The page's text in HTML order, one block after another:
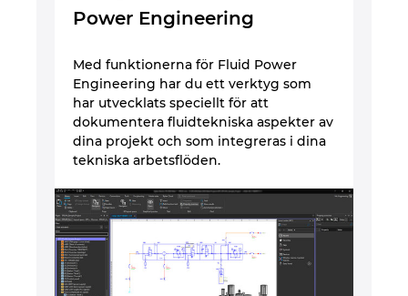
Power Engineering
Med funktionerna för Fluid Power
Engineering har du ett verktyg som
har utvecklats speciellt för att
dokumentera fluidtekniska aspekter av
dina projekt och som integreras i dina
tekniska arbetsflöden.
Philippines
Portugal
Romania
Serbia
Singapore